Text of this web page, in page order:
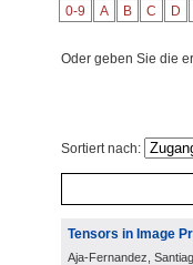
0-9 A B C D
Oder geben Sie die
Sortiert nach:
Tensors in Image
Aja-Fernandez,